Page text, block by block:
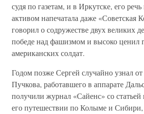
судя по газетам, и в Иркутске, его
активом напечатала даже «Советская
говорил о содружестве двух великих
победе над фашизмом и высоко ценил
американских солдат.
Годом позже Сергей случайно узнал
Пучкова, работавшего в аппарате
получили журнал «Сайенс» со статьей
его путешествии по Колыме и